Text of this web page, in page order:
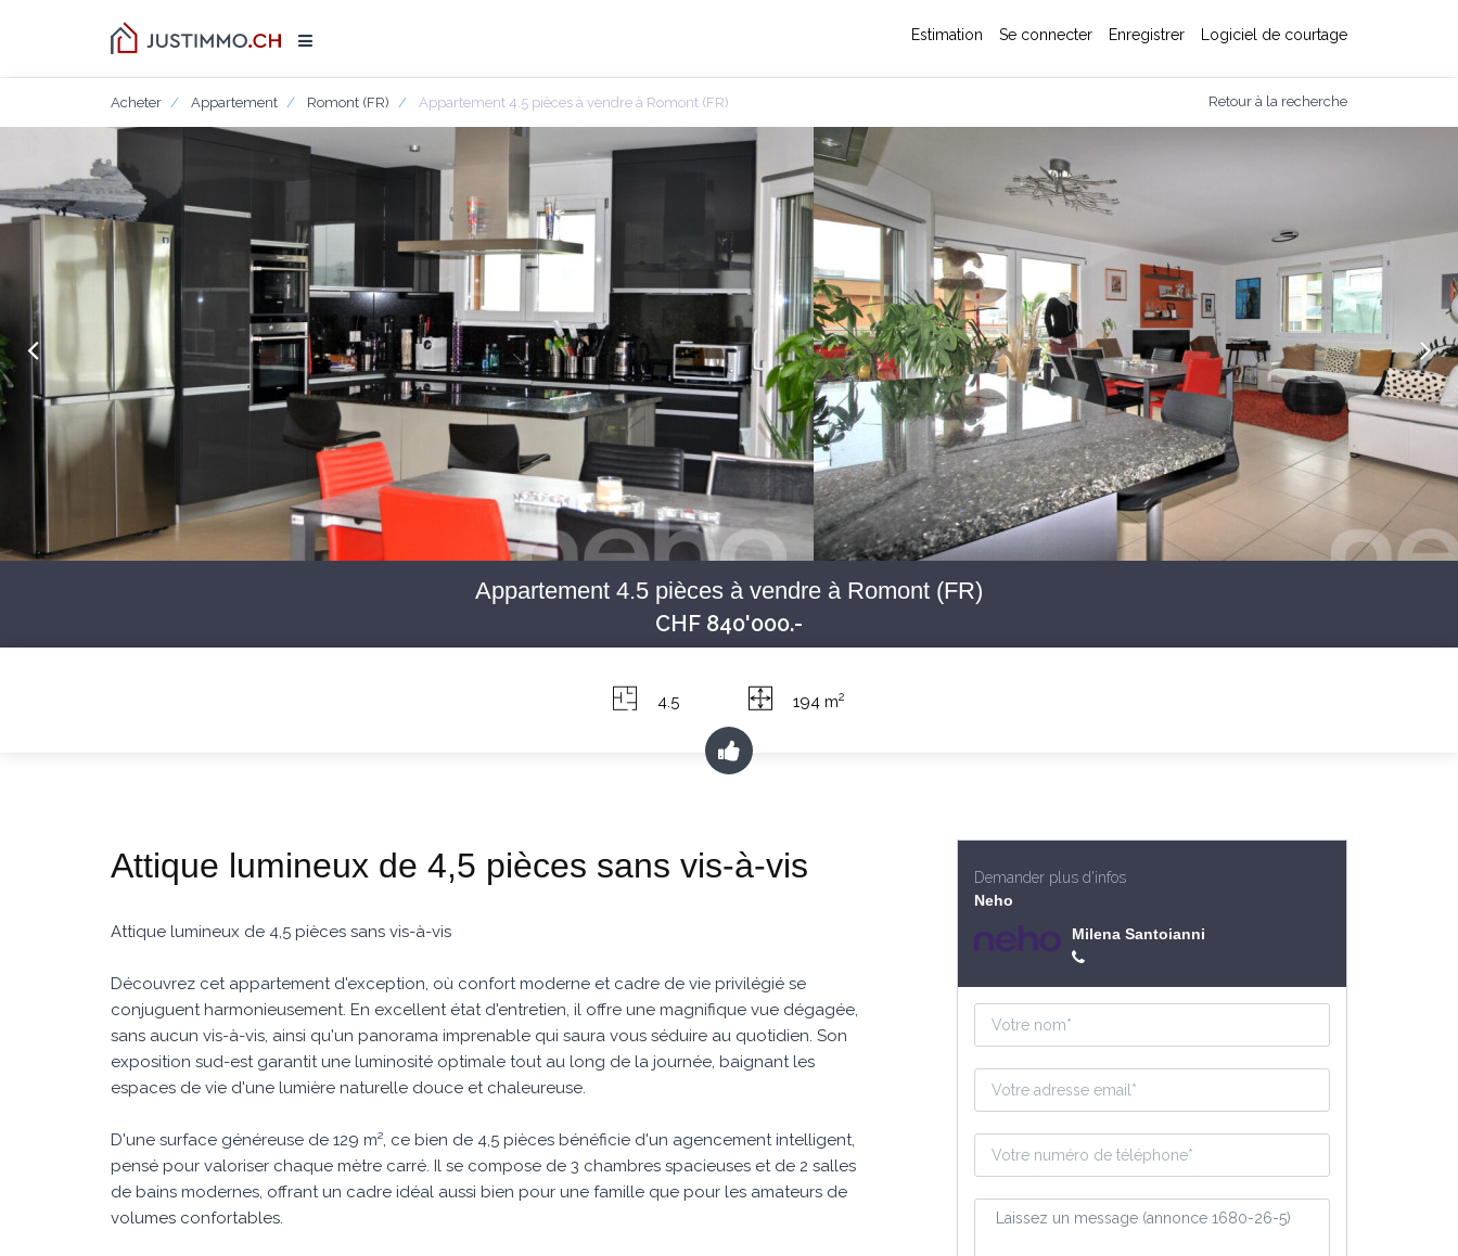
Estimation Se connecter Enregistrer Logiciel de courtage
Acheter Appartement Romont (FR) Appartement 4.5 pièces à vendre à Romont (FR) Retour à la recherche
Appartement 4.5 pièces à vendre à Romont (FR)
CHF 840'000.-
4.5 194 m2
Attique lumineux de 4,5 pièces sans vis-à-vis
Attique lumineux de 4,5 pièces sans vis-à-vis
Découvrez cet appartement d'exception, où confort moderne et cadre de vie privilégié se
conjuguent harmonieusement. En excellent état d'entretien, il offre une magnifique vue dégagée,
sans aucun vis-à-vis, ainsi qu'un panorama imprenable qui saura vous séduire au quotidien. Son
exposition sud-est garantit une luminosité optimale tout au long de la journée, baignant les
espaces de vie d'une lumière naturelle douce et chaleureuse.
D'une surface généreuse de 129 m², ce bien de 4,5 pièces bénéficie d'un agencement intelligent,
pensé pour valoriser chaque mètre carré. Il se compose de 3 chambres spacieuses et de 2 salles
de bains modernes, offrant un cadre idéal aussi bien pour une famille que pour les amateurs de
volumes confortables.
Demander plus d'infos
Neho
Milena Santoianni